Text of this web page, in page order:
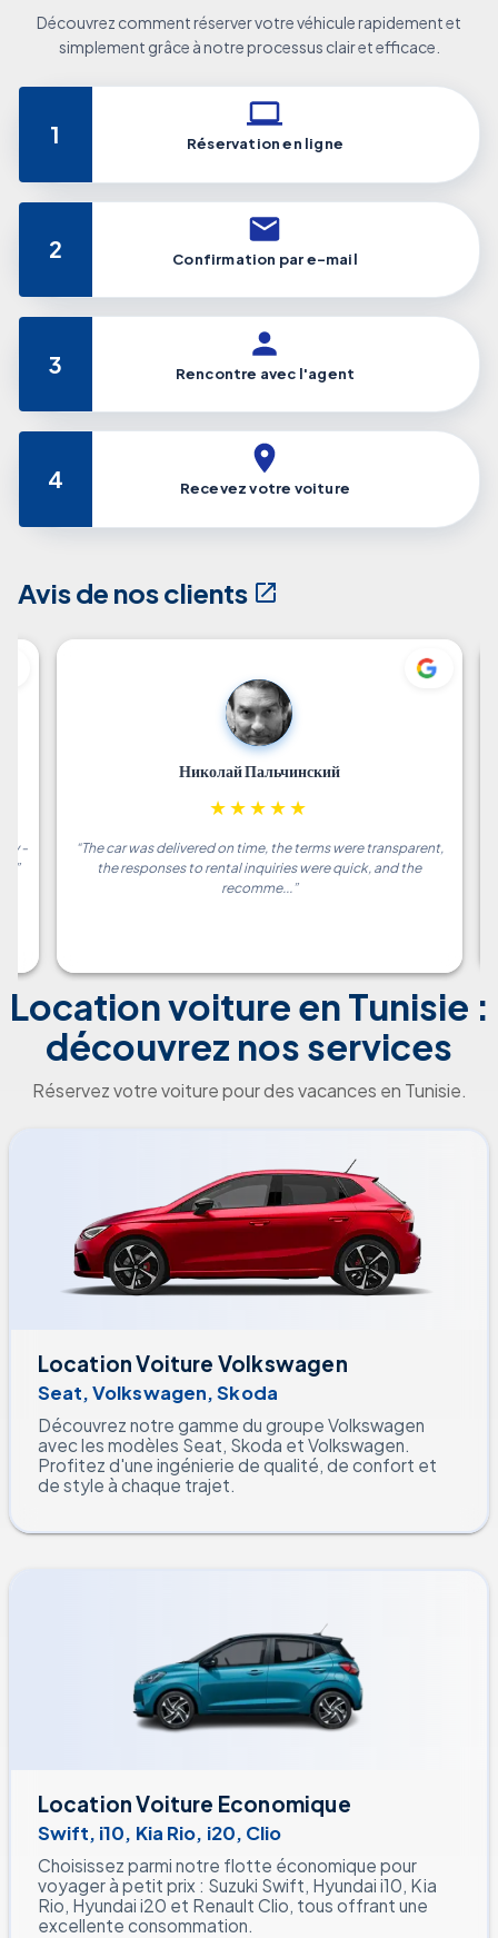
Découvrez comment réserver votre véhicule rapidement et
simplement grâce à notre processus clair et efficace.
1 Réservation en ligne
2 Confirmation par e-mail
3 Rencontre avec l'agent
4 Recevez votre voiture
Avis de nos clients
-
”
Николай Пальчинский
★★★★★
“The car was delivered on time, the terms were transparent,
the responses to rental inquiries were quick, and the
recomme...”
Location voiture en Tunisie :
découvrez nos services
Réservez votre voiture pour des vacances en Tunisie.
Location Voiture Volkswagen
Seat, Volkswagen, Skoda
Découvrez notre gamme du groupe Volkswagen
avec les modèles Seat, Skoda et Volkswagen.
Profitez d'une ingénierie de qualité, de confort et
de style à chaque trajet.
Location Voiture Economique
Swift, i10, Kia Rio, i20, Clio
Choisissez parmi notre flotte économique pour
voyager à petit prix : Suzuki Swift, Hyundai i10, Kia
Rio, Hyundai i20 et Renault Clio, tous offrant une
excellente consommation.